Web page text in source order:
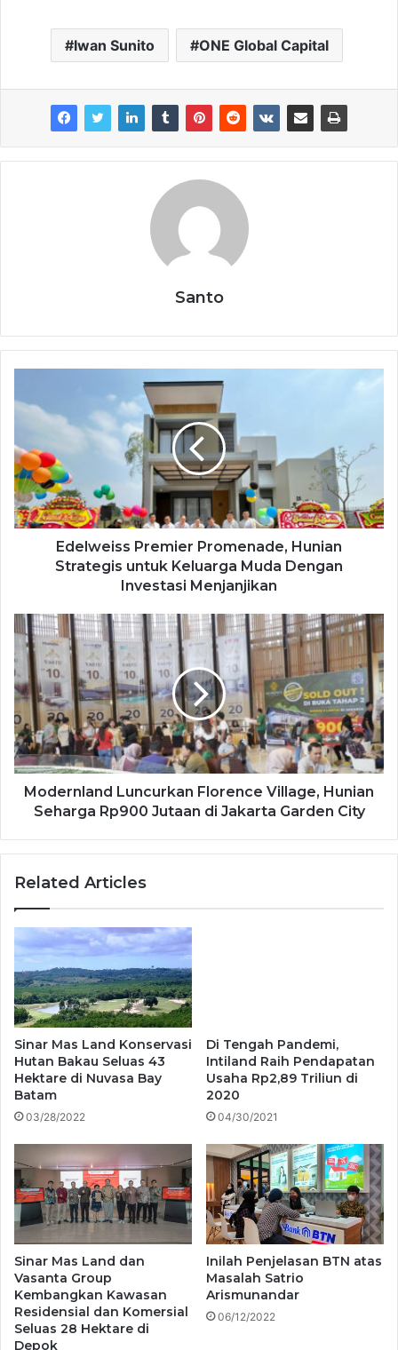
Iwan Sunito ONE Global Capital
Santo
Edelweiss Premier Promenade, Hunian
Strategis untuk Keluarga Muda Dengan
Investasi Menjanjikan
Modernland Luncurkan Florence Village, Hunian
Seharga Rp900 Jutaan di Jakarta Garden City
Related Articles
Sinar Mas Land Konservasi
Hutan Bakau Seluas 43
Hektare di Nuvasa Bay
Batam
03/28/2022
Di Tengah Pandemi,
Intiland Raih Pendapatan
Usaha Rp2,89 Triliun di
2020
04/30/2021
Sinar Mas Land dan
Vasanta Group
Kembangkan Kawasan
Residensial dan Komersial
Seluas 28 Hektare di
Depok
Inilah Penjelasan BTN atas
Masalah Satrio
Arismunandar
06/12/2022